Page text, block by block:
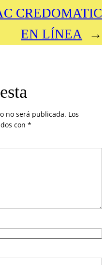
CREDOMATIC
EN LÍNEA
→
no será publicada. Los
con *